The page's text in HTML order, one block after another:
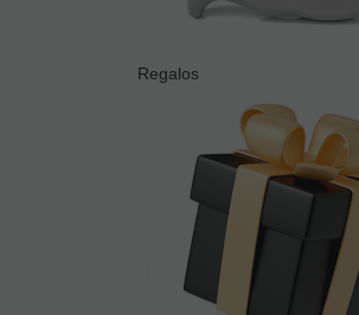
Regalos